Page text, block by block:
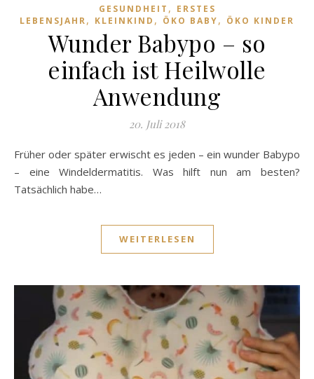
GESUNDHEIT , ERSTES
LEBENSJAHR, KLEINKIND , ÖKO BABY, ÖKO KINDER
Wunder Babypo – so
einfach ist Heilwolle
Anwendung
20. Juli 2018
Früher oder später erwischt es jeden – ein wunder Babypo
– eine Windeldermatitis. Was hilft nun am besten?
Tatsächlich habe…
WEITERLESEN